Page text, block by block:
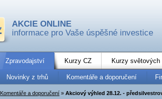
AKCIE ONLINE
informace pro Vaše úspěšné investice
Zpravodajství Kurzy CZ Kurzy světových
Novinky z trhů Komentáře a doporučení
Komentáře a doporučení » Akciový výhled 28.12. -